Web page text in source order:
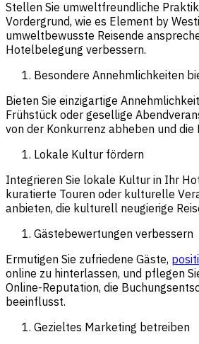
Stellen Sie umweltfreundliche
Vordergrund, wie es Element by
umweltbewusste Reisende
Hotelbelegung verbessern.
Besondere Annehmlichkeiten
Bieten Sie einzigartige
Frühstück oder gesellige
von der Konkurrenz abheben und die
Lokale Kultur fördern
Integrieren Sie lokale Kultur in Ihr
kuratierte Touren oder kulturelle
anbieten, die kulturell neugierige
Gästebewertungen verbessern
Ermutigen Sie zufriedene Gäste,
online zu hinterlassen, und pflegen
Online-Reputation, die
beeinflusst.
Gezieltes Marketing betreiben